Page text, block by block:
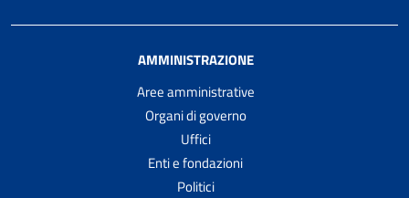
AMMINISTRAZIONE
Aree amministrative
Organi di governo
Uffici
Enti e fondazioni
Politici